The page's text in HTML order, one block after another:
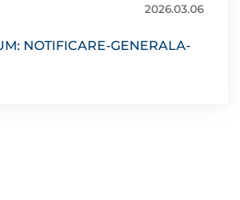
2026.03.06
NOTIFICARE-GENERALA-